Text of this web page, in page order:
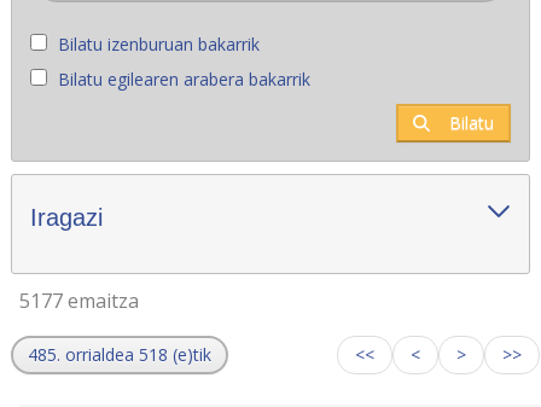
Bilatu izenburuan bakarrik
Bilatu egilearen arabera bakarrik
Bilatu
Iragazi
5177 emaitza
485. orrialdea 518 (e)tik << < > >>